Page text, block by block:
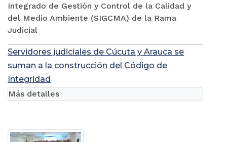
Integrado de Gestión y Control de la Calidad y
del Medio Ambiente (SIGCMA) de la Rama
Judicial
Servidores judiciales de Cúcuta y Arauca se
suman a la construcción del Código de
Integridad
Más detalles